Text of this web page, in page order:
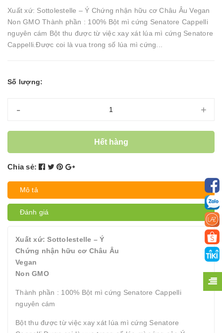
Xuất xứ: Sottolestelle – Ý Chứng nhận hữu cơ Châu Âu Vegan
Non GMO Thành phần : 100% Bột mì cứng Senatore Cappelli
nguyên cám Bột thu được từ việc xay xát lúa mì cứng Senatore
Cappelli.Được coi là vua trong số lúa mì cứng...
Số lượng:
- +
Hết hàng
Chia sẻ:
Mô tả
Đánh giá
Xuất xứ: Sottolestelle – Ý
Chứng nhận hữu cơ Châu Âu
Vegan
Non GMO
Thành phần : 100% Bột mì cứng Senatore Cappelli
nguyên cám
Bột thu được từ việc xay xát lúa mì cứng Senatore